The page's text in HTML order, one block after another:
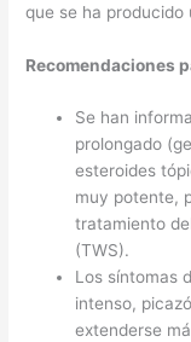
que se ha producido
Recomendaciones
Se han
prolongado
esteroides
muy potente,
tratamiento
(TWS).
Los síntomas
intenso,
extenderse